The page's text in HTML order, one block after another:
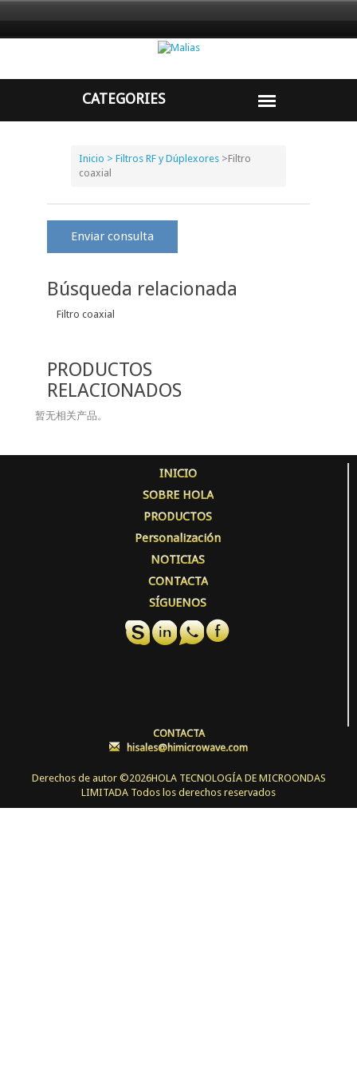
Inicio > Filtros RF y Dúplexores >Filtro
coaxial
Enviar consulta
Búsqueda relacionada
Filtro coaxial
PRODUCTOS
RELACIONADOS
暂无相关产品。
INICIO
SOBRE HOLA
PRODUCTOS
Personalización
NOTICIAS
CONTACTA
SÍGUENOS
CONTACTA
hisales@himicrowave.com
Derechos de autor ©2026HOLA TECNOLOGÍA DE MICROONDAS
LIMITADA Todos los derechos reservados